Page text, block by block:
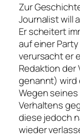
Zur
Journalist will
Er scheitert
auf einer
verursacht er
Redaktion der
genannt) wird
Wegen
Verhaltens
diese jedoch
wieder